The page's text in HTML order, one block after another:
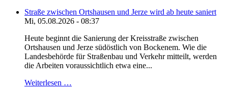
Straße zwischen Ortshausen und Jerze wird ab heute saniert
Mi, 05.08.2026 - 08:37
Heute beginnt die Sanierung der Kreisstraße zwischen
Ortshausen und Jerze südöstlich von Bockenem. Wie die
Landesbehörde für Straßenbau und Verkehr mitteilt, werden
die Arbeiten voraussichtlich etwa eine...
Weiterlesen …